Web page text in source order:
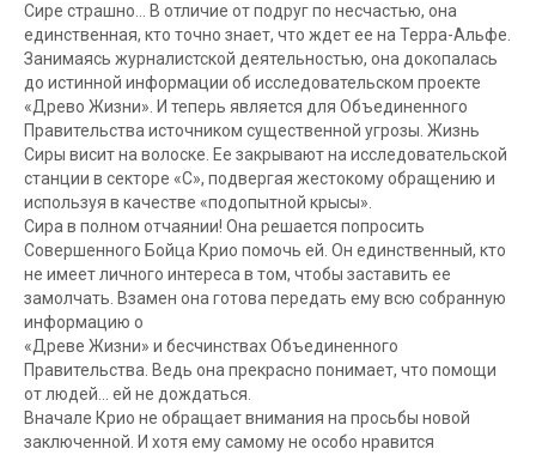
Сире страшно… В отличие от подруг по несчастью, она
единственная, кто точно знает, что ждет ее на Терра-Альфе.
Занимаясь журналистской деятельностью, она докопалась
до истинной информации об исследовательском проекте
«Древо Жизни». И теперь является для Объединенного
Правительства источником существенной угрозы. Жизнь
Сиры висит на волоске. Ее закрывают на исследовательской
станции в секторе «C», подвергая жестокому обращению и
используя в качестве «подопытной крысы».
Сира в полном отчаянии! Она решается попросить
Совершенного Бойца Крио помочь ей. Он единственный, кто
не имеет личного интереса в том, чтобы заставить ее
замолчать. Взамен она готова передать ему всю собранную
информацию о
«Древе Жизни» и бесчинствах Объединенного
Правительства. Ведь она прекрасно понимает, что помощи
от людей… ей не дождаться.
Вначале Крио не обращает внимания на просьбы новой
заключенной. И хотя ему самому не особо нравится